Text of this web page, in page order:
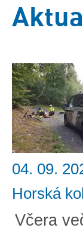
04. 09.
Horská
Včera